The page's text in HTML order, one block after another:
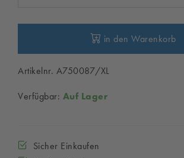
in den Warenkorb
Artikelnr. A750087/XL
Verfügbar: Auf Lager
Sicher Einkaufen